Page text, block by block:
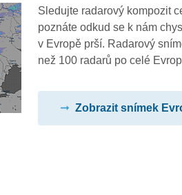
Sledujte radarový kompozit
poznáte odkud se k nám
v Evropě prší. Radarový
než 100 radarů po celé
Zobrazit snímek